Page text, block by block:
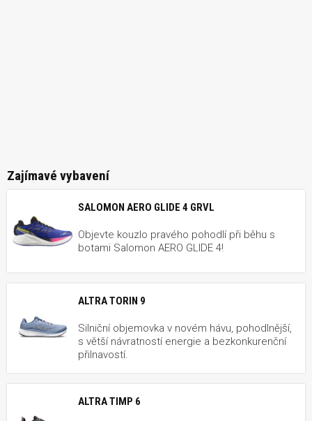
Zajímavé vybavení
SALOMON AERO GLIDE 4 GRVL
Objevte kouzlo pravého pohodlí při běhu s
botami Salomon AERO GLIDE 4!
ALTRA TORIN 9
Silniční objemovka v novém hávu, pohodlnější,
s větší návratností energie a bezkonkurenční
přilnavostí.
ALTRA TIMP 6